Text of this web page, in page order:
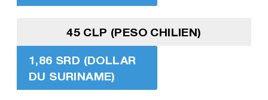
45 CLP (PESO CHILIEN)
1,86 SRD (DOLLAR
DU SURINAME)